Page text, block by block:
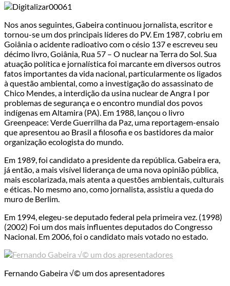
Nos anos seguintes, Gabeira continuou jornalista, escritor e
tornou-se um dos principais líderes do PV. Em 1987, cobriu em
Goiânia o acidente radioativo com o césio 137 e escreveu seu
décimo livro, Goiânia, Rua 57 – O nuclear na Terra do Sol. Sua
atuação política e jornalística foi marcante em diversos outros
fatos importantes da vida nacional, particularmente os ligados
à questão ambiental, como a investigação do assassinato de
Chico Mendes, a interdição da usina nuclear de Angra I por
problemas de segurança e o encontro mundial dos povos
indígenas em Altamira (PA). Em 1988, lançou o livro
Greenpeace: Verde Guerrilha da Paz, uma reportagem-ensaio
que apresentou ao Brasil a filosofia e os bastidores da maior
organização ecologista do mundo.
Em 1989, foi candidato a presidente da república. Gabeira era,
já então, a mais visível liderança de uma nova opinião pública,
mais escolarizada, mais atenta a questões ambientais, culturais
e éticas. No mesmo ano, como jornalista, assistiu a queda do
muro de Berlim.
Em 1994, elegeu-se deputado federal pela primeira vez. (1998)
(2002) Foi um dos mais influentes deputados do Congresso
Nacional. Em 2006, foi o candidato mais votado no estado.
Fernando Gabeira √© um dos apresentadores